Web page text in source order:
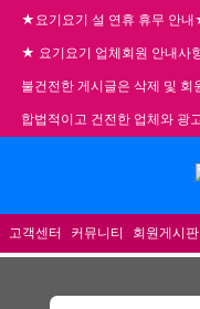
★요기요기 설 연휴 휴무 안
★ 요기요기 업체회원 안내사
불건전한 게시글은 삭제 및 회
합법적이고 건전한 업체와 광
고객센터 커뮤니티 회원게시판